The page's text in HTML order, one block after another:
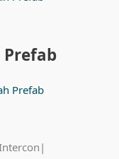
Prefab